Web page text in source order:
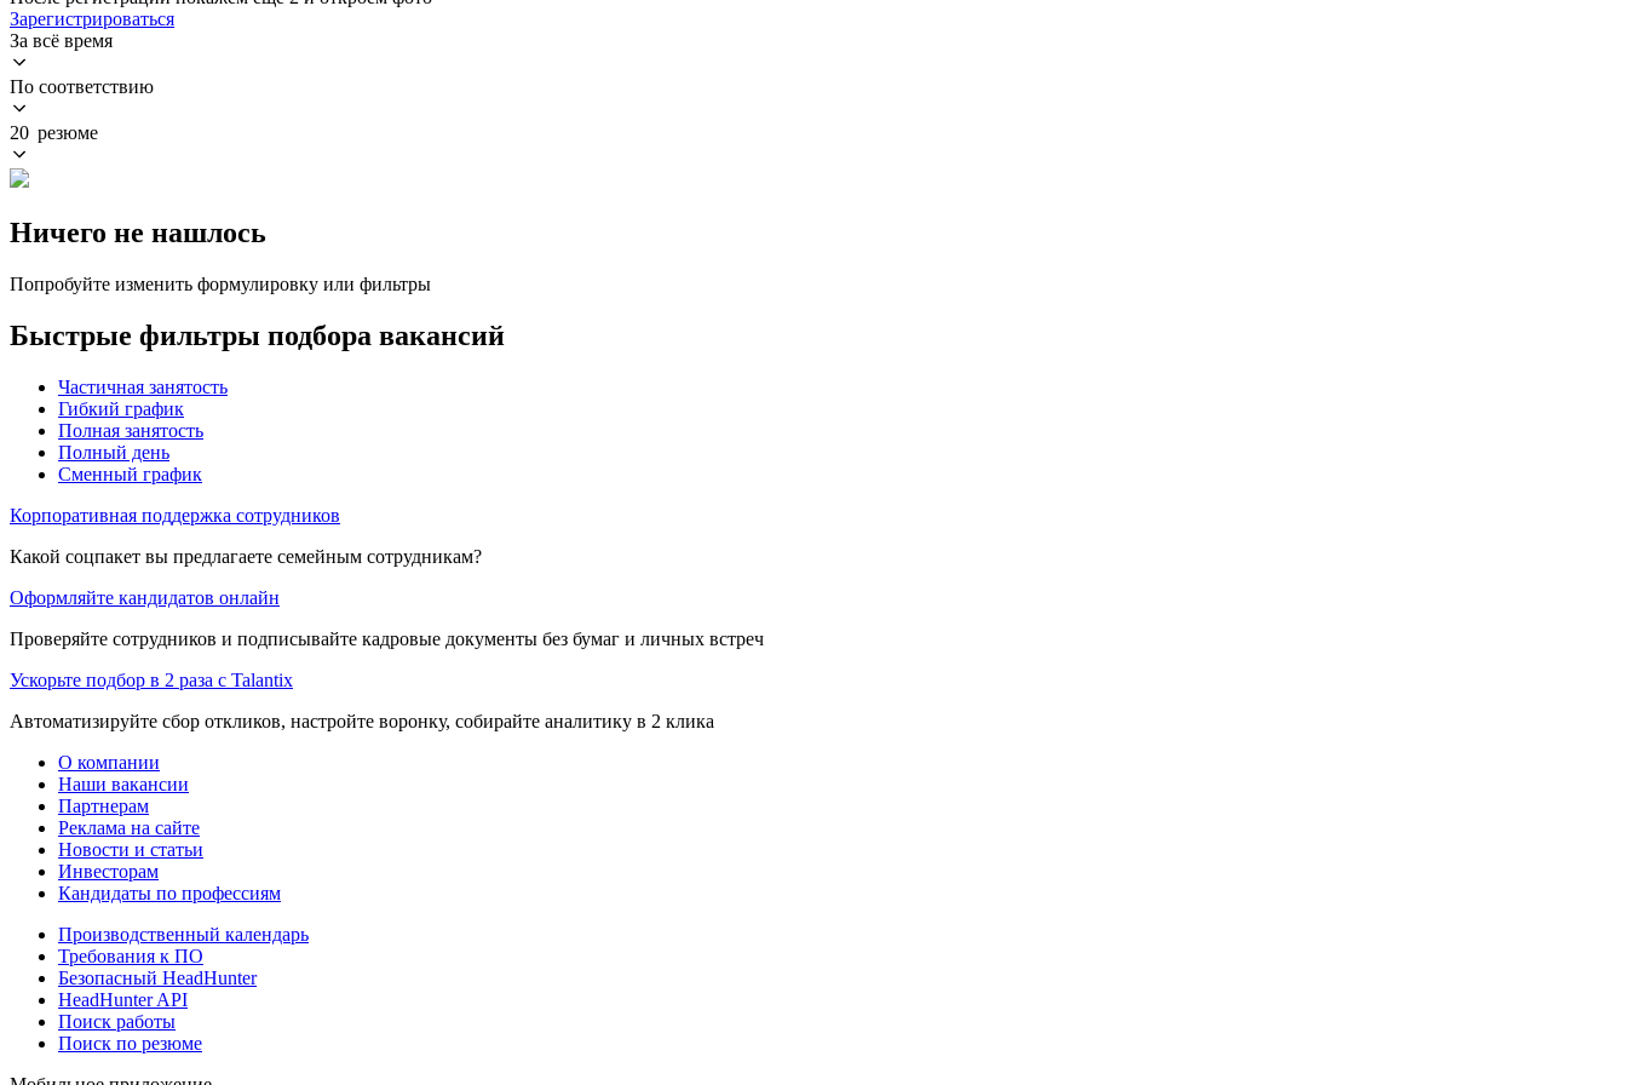
Зарегистрироваться
За всё время
По соответствию
20 резюме
Ничего не нашлось
Попробуйте изменить формулировку или фильтры
Быстрые фильтры подбора вакансий
Частичная занятость
Гибкий график
Полная занятость
Полный день
Сменный график
Корпоративная поддержка сотрудников
Какой соцпакет вы предлагаете семейным сотрудникам?
Оформляйте кандидатов онлайн
Проверяйте сотрудников и подписывайте кадровые документы без бумаг и личных встреч
Ускорьте подбор в 2 раза с Talantix
Автоматизируйте сбор откликов, настройте воронку, собирайте аналитику в 2 клика
О компании
Наши вакансии
Партнерам
Реклама на сайте
Новости и статьи
Инвесторам
Кандидаты по профессиям
Производственный календарь
Требования к ПО
Безопасный HeadHunter
HeadHunter API
Поиск работы
Поиск по резюме